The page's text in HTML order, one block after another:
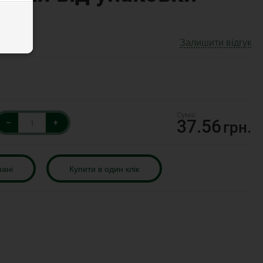
Залишити відгук
– + 37.56 грн.
Купити в один клік